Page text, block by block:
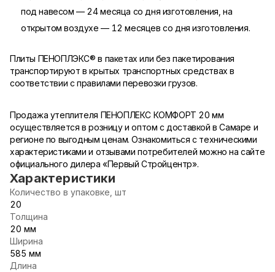
под навесом — 24 месяца со дня изготовления, на
открытом воздухе — 12 месяцев со дня изготовления.
Плиты ПЕНОПЛЭКС® в пакетах или без пакетирования
транспортируют в крытых транспортных средствах в
соответствии с правилами перевозки грузов.
Продажа утеплителя ПЕНОПЛЕКС КОМФОРТ 20 мм
осуществляется в розницу и оптом с доставкой в Самаре и
регионе по выгодным ценам. Ознакомиться с техническими
характеристиками и отзывами потребителей можно на сайте
официального дилера «Первый Стройцентр».
Характеристики
Количество в упаковке, шт
20
Толщина
20 мм
Ширина
585 мм
Длина